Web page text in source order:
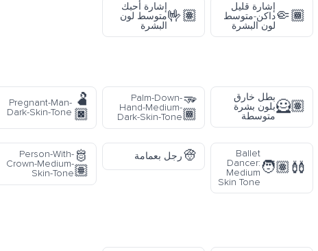
🤏🏾
إشارة قليل
داكن-متوسط
لون البشرة
🤟🏽
إشارة أحبك
متوسط لون
البشرة
🦸🏽
بطل خارق
بلون بشرة
متوسطة
🫳
🏾
Palm-Down-
Hand-Medium-
Dark-Skin-Tone
🫃
🏿
Pregnant-Man-
Dark-Skin-Tone
🧑🏽‍🩰
Ballet
Dancer:
Medium
Skin Tone
👳رجل بعمامة
🫅
🏽
Person-With-
Crown-Medium-
Skin-Tone